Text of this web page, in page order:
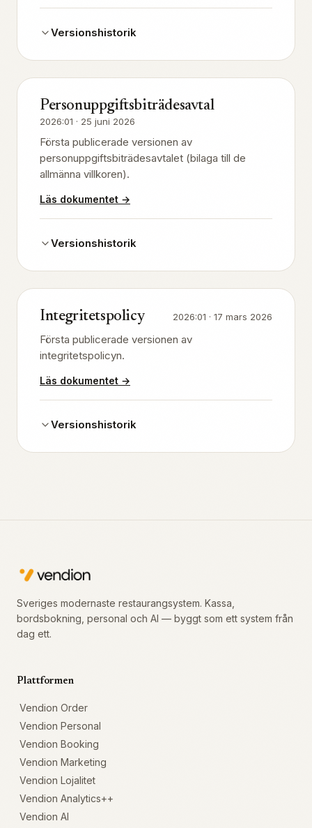
Versionshistorik
Personuppgiftsbiträdesavtal
2026:01 · 25 juni 2026
Första publicerade versionen av
personuppgiftsbiträdesavtalet (bilaga till de
allmänna villkoren).
Läs dokumentet →
Versionshistorik
Integritetspolicy 2026:01 · 17 mars 2026
Första publicerade versionen av
integritetspolicyn.
Läs dokumentet →
Versionshistorik
Sveriges modernaste restaurangsystem. Kassa,
bordsbokning, personal och AI — byggt som ett system från
dag ett.
Plattformen
Vendion Order
Vendion Personal
Vendion Booking
Vendion Marketing
Vendion Lojalitet
Vendion Analytics++
Vendion AI